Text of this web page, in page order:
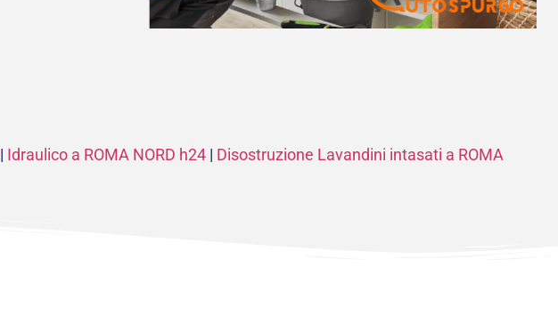
| Idraulico a ROMA NORD h24 | Disostruzione Lavandini intasati a ROMA